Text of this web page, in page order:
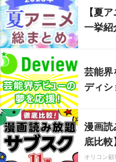
【夏
一挙紹
芸能
ディ
漫画読
底比較
オリコン